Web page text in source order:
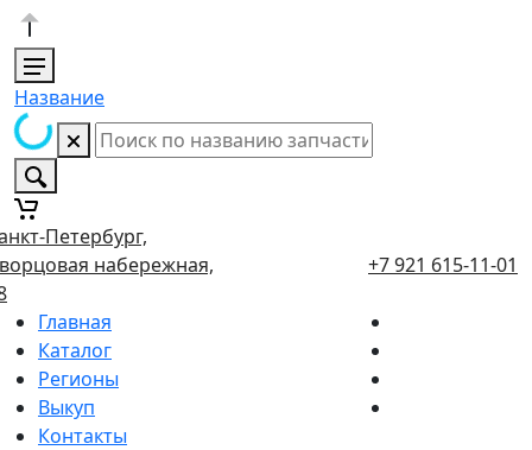
Название
Петербург,
набережная,
+7 921 615-11-01
Главная
Каталог
Регионы
Выкуп
Контакты